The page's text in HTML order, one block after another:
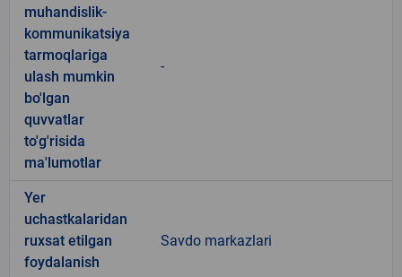
muhandislik-
kommunikatsiya
tarmoqlariga
ulash mumkin
bo'lgan
quvvatlar
to'g'risida
ma'lumotlar
-
Yer
uchastkalaridan
ruxsat etilgan
foydalanish
Savdo markazlari